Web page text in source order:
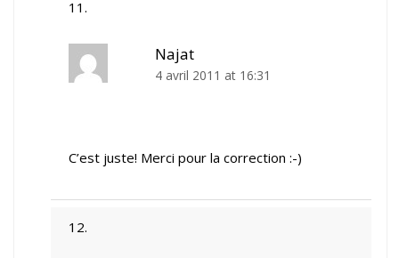
Najat
4 avril 2011 at 16:31
C’est juste! Merci pour la correction :-)